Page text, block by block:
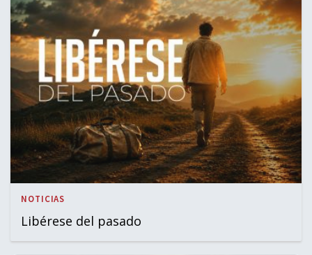
NOTICIAS
Libérese del pasado